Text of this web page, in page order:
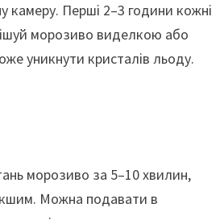
камеру. Перші 2–3 години кожні
морозиво виделкою або
уникнути кристалів льоду.
морозиво за 5–10 хвилин,
Можна подавати в